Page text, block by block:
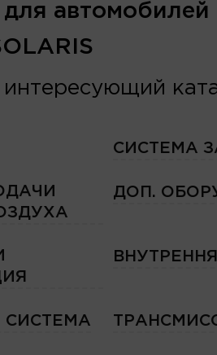
для
СИСТЕМА
ДОП.
СИСТЕМА